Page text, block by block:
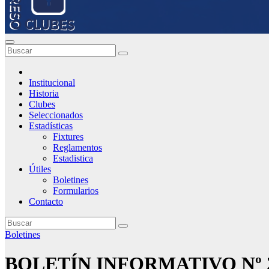
Institucional
Historia
Clubes
Seleccionados
Estadísticas
Fixtures
Reglamentos
Estadistica
Útiles
Boletines
Formularios
Contacto
Boletines
BOLETÍN INFORMATIVO Nº